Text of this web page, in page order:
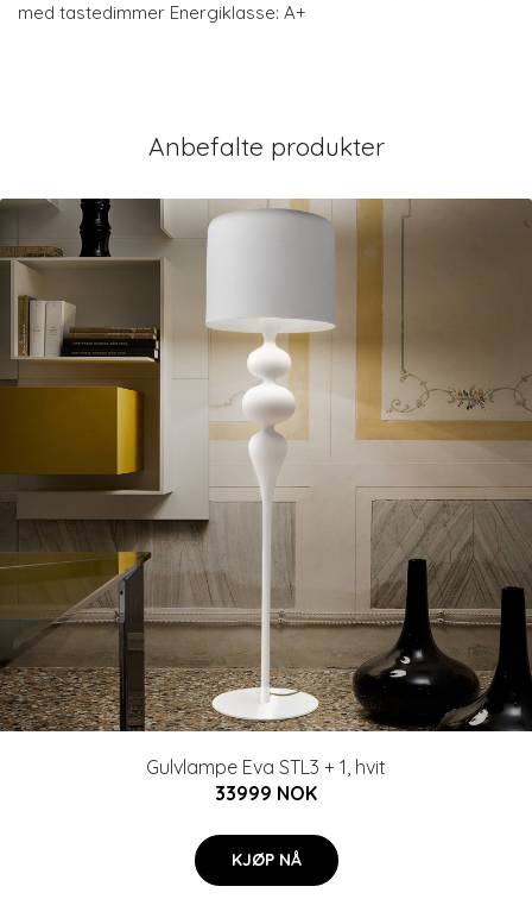
med tastedimmer Energiklasse: A+
Anbefalte produkter
Gulvlampe Eva STL3 + 1, hvit
33999 NOK
KJØP NÅ